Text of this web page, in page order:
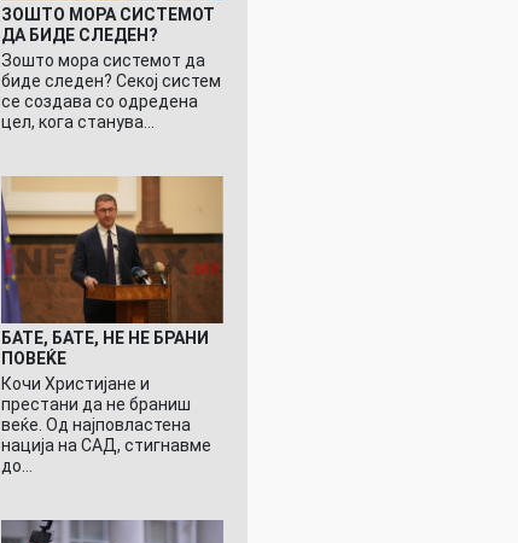
ЗОШТО МОРА СИСТЕМОТ
ДА БИДЕ СЛЕДЕН?
Зошто мора системот да
биде следен? Секој систем
се создава со одредена
цел, кога станува…
БАТЕ, БАТЕ, НЕ НЕ БРАНИ
ПОВЕЌЕ
Кочи Христијане и
престани да не браниш
веќе. Од најповластена
нација на САД, стигнавме
до…